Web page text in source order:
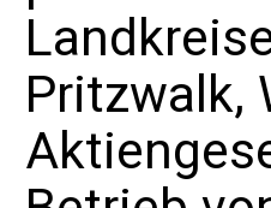
Pritzwalk,